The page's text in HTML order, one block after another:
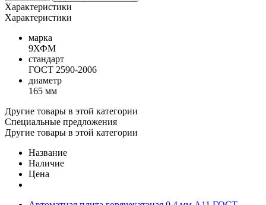
Характеристики
Характеристики
марка
9ХФМ
стандарт
ГОСТ 2590-2006
диаметр
165 мм
Другие товары в этой категории
Специальные предложения
Другие товары в этой категории
Название
Наличие
Цена